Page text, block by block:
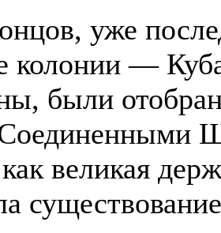
уже
колонии —
были
великая